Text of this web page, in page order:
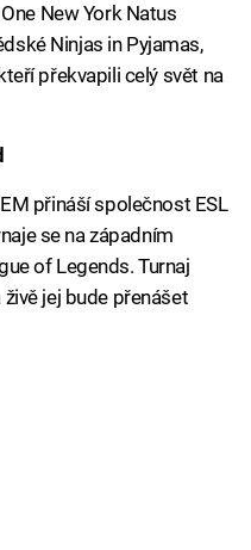
New York Natus
Ninjas in Pyjamas,
překvapili celý svět na
přináší společnost ESL
se na západním
of Legends. Turnaj
jej bude přenášet